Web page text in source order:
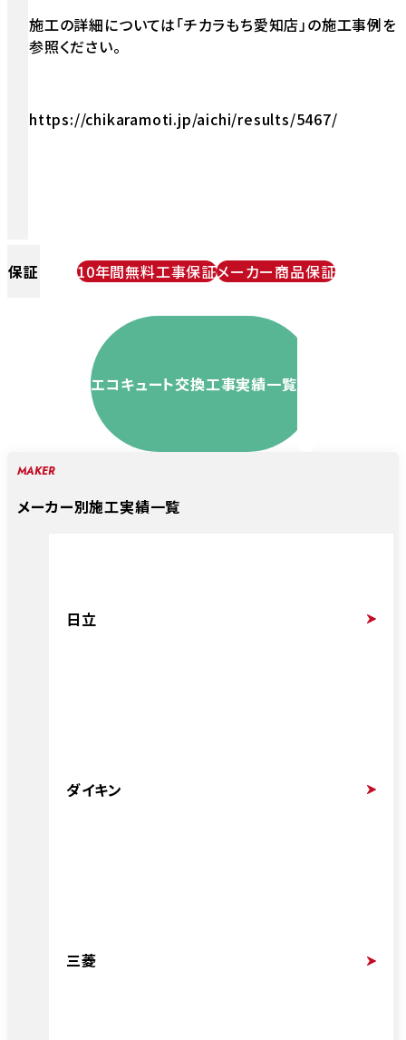
施工の詳細については「チカラもち愛知店」の施工事例を
参照ください。
https://chikaramoti.jp/aichi/results/5467/
保証 10年間無料工事保証メーカー商品保証
エコキュート交換工事実績一覧
MAKER
メーカー別施工実績一覧
日立
ダイキン
三菱